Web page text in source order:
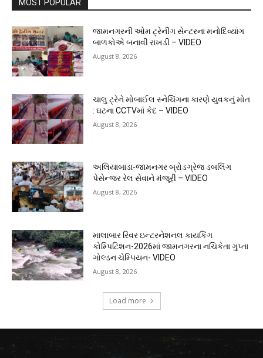
MOST POPULAR
જામનગરની ઓમ ટ્રેનીંગ સેન્ટરના મનોદિવ્યાંગ
બાળકોએ બનાવી રાખડી – VIDEO
August 8, 2026
ચાલુ ટ્રેને મોબાઈલ સ્નેચિંગના કારણે યુવકનું મોત
: ઘટના CCTVમાં કેદ – VIDEO
August 8, 2026
અલિયાબાડા-જામનગર બ્રોડગ્રેજ ડબલિંગ
પેસેન્જર રેલ સેવાને મંજૂરી – VIDEO
August 8, 2026
માલાબાર રિવર ઇન્ટરનેશનલ કાયકિંગ
કોમ્પિટિશન-2026માં જામનગરના નચિકેતા ગુપ્તા
ગોલ્ડન ચેમ્પિયન- VIDEO
August 8, 2026
Load more